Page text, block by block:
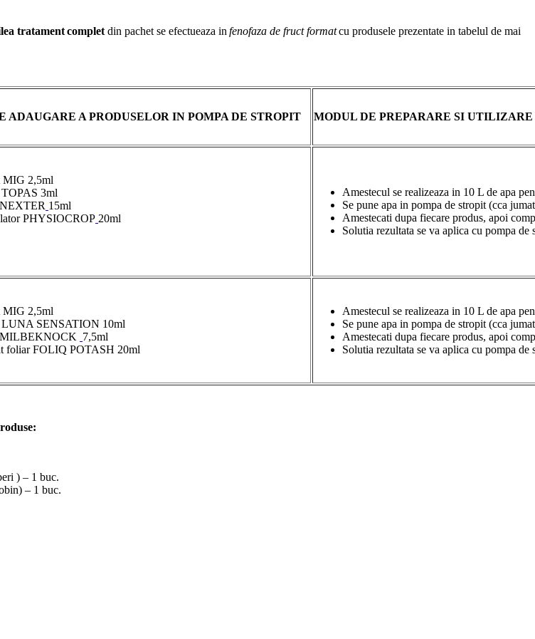
tratament complet din pachet se efectueaza in fenofaza de fruct formatcu produsele prezentate in tabelul de mai
ADAUGARE A PRODUSELOR IN POMPA DE STROPIT MODUL DE PREPARARE SI
MIG 2,5ml
3ml
15ml
PHYSIOCROP 20ml
Amestecul se realizeaza in 10 L de apa
Se pune apa in pompa de stropit (cca
Amestecati dupa fiecare produs, apoi
Solutia rezultata se va aplica cu pompa
MIG 2,5ml
SENSATION 10ml
MILBEKNOCK 7,5ml
foliar FOLIQ POTASH 20ml
Amestecul se realizeaza in 10 L de apa
Se pune apa in pompa de stropit (cca
Amestecati dupa fiecare produs, apoi
Solutia rezultata se va aplica cu pompa
) – 1 buc.
– 1 buc.